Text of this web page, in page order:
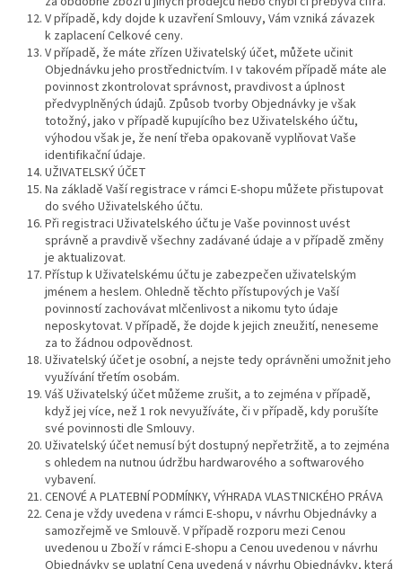
V případě, kdy dojde k uzavření Smlouvy, Vám vzniká závazek
k zaplacení Celkové ceny.
V případě, že máte zřízen Uživatelský účet, můžete učinit
Objednávku jeho prostřednictvím. I v takovém případě máte ale
povinnost zkontrolovat správnost, pravdivost a úplnost
předvyplněných údajů. Způsob tvorby Objednávky je však
totožný, jako v případě kupujícího bez Uživatelského účtu,
výhodou však je, že není třeba opakovaně vyplňovat Vaše
identifikační údaje.
UŽIVATELSKÝ ÚČET
Na základě Vaší registrace v rámci E-shopu můžete přistupovat
do svého Uživatelského účtu.
Při registraci Uživatelského účtu je Vaše povinnost uvést
správně a pravdivě všechny zadávané údaje a v případě změny
je aktualizovat.
Přístup k Uživatelskému účtu je zabezpečen uživatelským
jménem a heslem. Ohledně těchto přístupových je Vaší
povinností zachovávat mlčenlivost a nikomu tyto údaje
neposkytovat. V případě, že dojde k jejich zneužití, neneseme
za to žádnou odpovědnost.
Uživatelský účet je osobní, a nejste tedy oprávněni umožnit jeho
využívání třetím osobám.
Váš Uživatelský účet můžeme zrušit, a to zejména v případě,
když jej více, než 1 rok nevyužíváte, či v případě, kdy porušíte
své povinnosti dle Smlouvy.
Uživatelský účet nemusí být dostupný nepřetržitě, a to zejména
s ohledem na nutnou údržbu hardwarového a softwarového
vybavení.
CENOVÉ A PLATEBNÍ PODMÍNKY, VÝHRADA VLASTNICKÉHO PRÁVA
Cena je vždy uvedena v rámci E-shopu, v návrhu Objednávky a
samozřejmě ve Smlouvě. V případě rozporu mezi Cenou
uvedenou u Zboží v rámci E-shopu a Cenou uvedenou v návrhu